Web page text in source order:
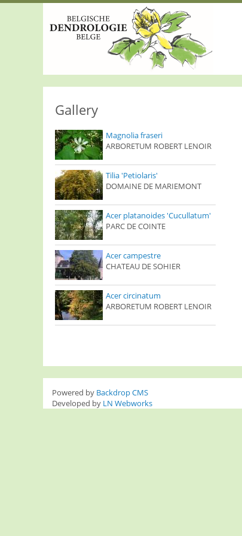
Gallery
Magnolia fraseri
ARBORETUM ROBERT LENOIR
Tilia 'Petiolaris'
DOMAINE DE MARIEMONT
Acer platanoides 'Cucullatum'
PARC DE COINTE
Acer campestre
CHATEAU DE SOHIER
Acer circinatum
ARBORETUM ROBERT LENOIR
Powered by Backdrop CMS
Developed by LN Webworks